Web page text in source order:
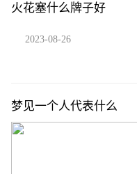
火花塞什么牌子好
2023-08-26
梦见一个人代表什么